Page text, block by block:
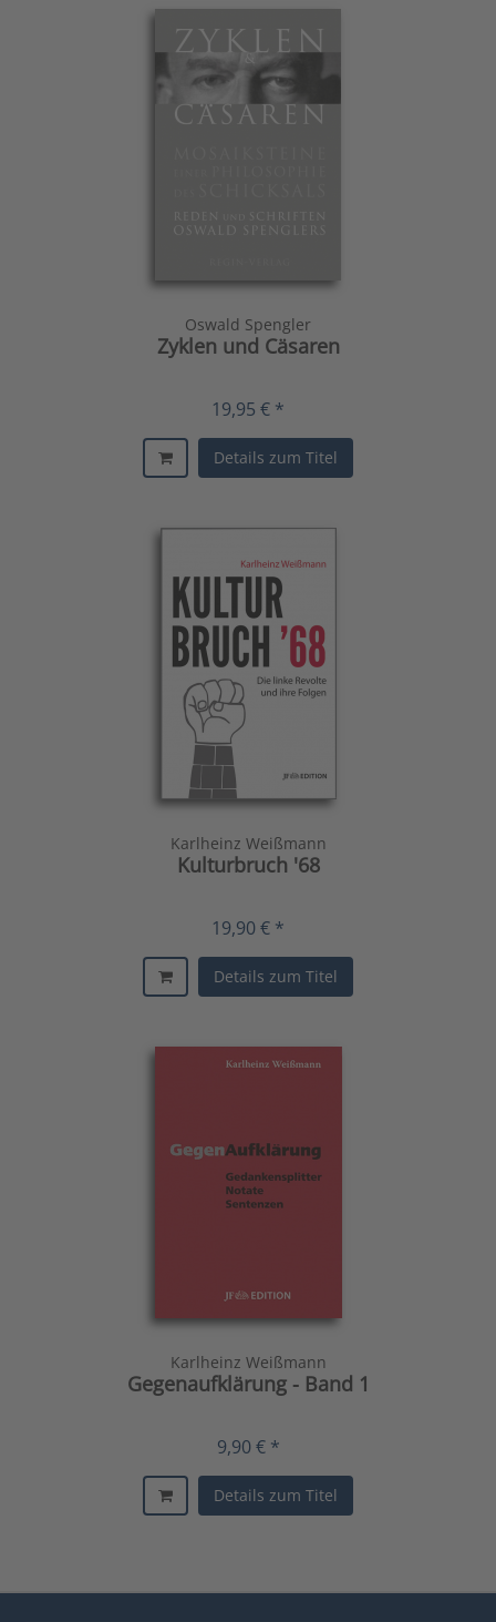
Oswald Spengler
Zyklen und Cäsaren
19,95 € *
Details zum Titel
Karlheinz Weißmann
Kulturbruch '68
19,90 € *
Details zum Titel
Karlheinz Weißmann
Gegenaufklärung - Band 1
9,90 € *
Details zum Titel